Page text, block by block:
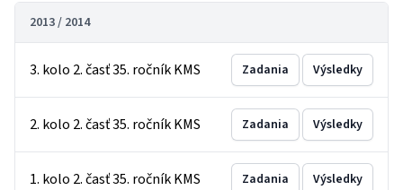
2013 / 2014
3. kolo 2. časť 35. ročník KMS Zadania Výsledky
2. kolo 2. časť 35. ročník KMS Zadania Výsledky
1. kolo 2. časť 35. ročník KMS Zadania Výsledky